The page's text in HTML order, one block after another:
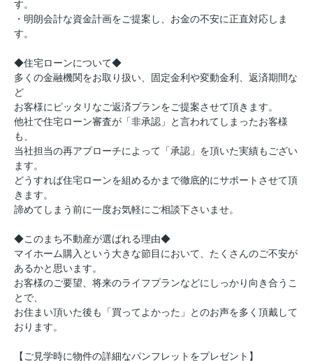
す。
・明朗会計な資金計画をご提案し、お金の不安に正直対応しま
す。
◆住宅ローンについて◆
多くの金融機関をお取り扱い、固定金利や変動金利、返済期間な
ど
お客様にピッタリなご返済プランをご提案させて頂きます。
他社で住宅ローン審査が「非承認」と言われてしまったお客様
も、
当社担当の再アプローチによって「承認」を頂いた実績もござい
ます。
どうすれば住宅ローンを組めるかまで徹底的にサポートさせて頂
きます。
諦めてしまう前に一度お気軽にご相談下さいませ。
◆このまち不動産が選ばれる理由◆
マイホーム購入という大きな節目において、たくさんのご不安が
あるかと思います。
お客様のご要望、将来のライフプランなどにしっかり向き合うこ
とで、
お住まい頂いた後も「買ってよかった」とのお声を多く頂戴して
おります。
【ご見学時に物件の詳細なパンフレットをプレゼント】